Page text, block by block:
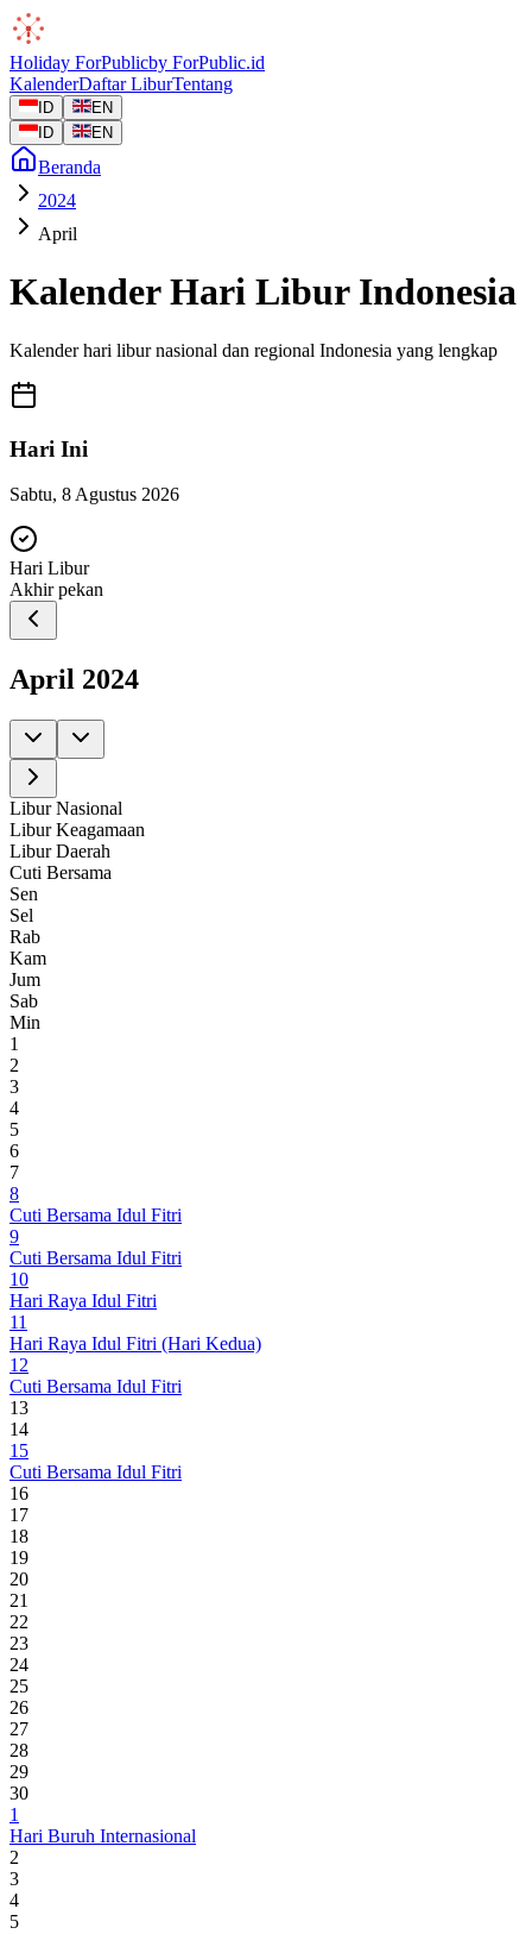
Holiday ForPublicby ForPublic.id
KalenderDaftar LiburTentang
ID
EN
ID
EN
Beranda
2024
April
Kalender Hari Libur Indonesia
Kalender hari libur nasional dan regional Indonesia yang lengkap
Hari Ini
Sabtu, 8 Agustus 2026
Hari Libur
Akhir pekan
April 2024
Libur Nasional
Libur Keagamaan
Libur Daerah
Cuti Bersama
Sen
Sel
Rab
Kam
Jum
Sab
Min
1
2
3
4
5
6
7
8
Cuti Bersama Idul Fitri
9
Cuti Bersama Idul Fitri
10
Hari Raya Idul Fitri
11
Hari Raya Idul Fitri (Hari Kedua)
12
Cuti Bersama Idul Fitri
13
14
15
Cuti Bersama Idul Fitri
16
17
18
19
20
21
22
23
24
25
26
27
28
29
30
1
Hari Buruh Internasional
2
3
4
5